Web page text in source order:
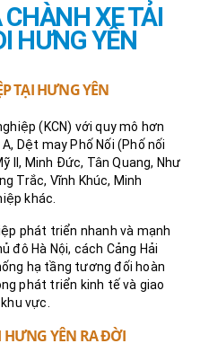
XE TẢI
HƯNG YÊN
TẠI HƯNG YÊN
(KCN) với quy mô hơn
Dệt may Phố Nối (Phố nối
II, Minh Đức, Tân Quang, Như
Trắc, Vĩnh Khúc, Minh
khác.
phát triển nhanh và mạnh
đô Hà Nội, cách Cảng Hải
hạ tầng tương đối hoàn
phát triển kinh tế và giao
vực.
HƯNG YÊN RA ĐỜI